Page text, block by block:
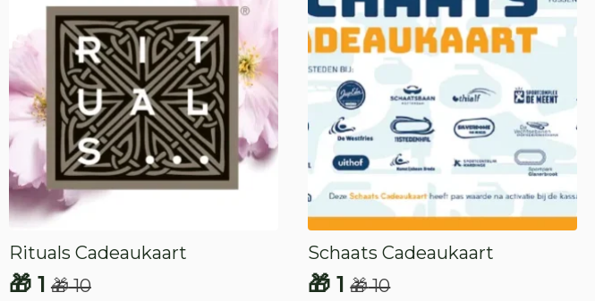
Rituals Cadeaukaart
🎁10
🎁1
Schaats Cadeaukaart
🎁10
🎁 1